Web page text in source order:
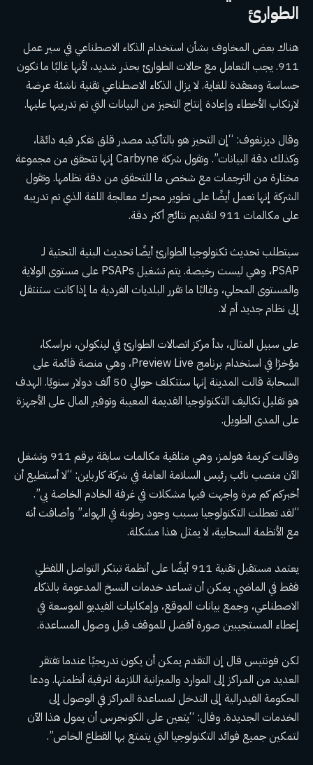
الطوارئ
هناك بعض المخاوف بشأن استخدام الذكاء الاصطناعي في سير عمل
911. يجب التعامل مع حالات الطوارئ بحذر شديد، لأنها غالبًا ما تكون
حساسة ومعقدة للغاية. لا يزال الذكاء الاصطناعي تقنية ناشئة عرضة
لارتكاب الأخطاء وإعادة إنتاج التحيز من البيانات التي تم تدريبها عليها.
وقال ديزنغوف: “إن التحيز هو بالتأكيد مصدر قلق نفكر فيه دائمًا،
وكذلك دقة البيانات”. وتقول شركة Carbyne إنها تتحقق من مجموعة
مختارة من الترجمات مع شخص ما للتحقق من دقة نظامها. وتقول
الشركة إنها تعمل أيضًا على تطوير محرك معالجة اللغة الذي تم تدريبه
على مكالمات 911 لتقديم نتائج أكثر دقة.
سيتطلب تحديث تكنولوجيا الطوارئ أيضًا تحديث البنية التحتية لـ
PSAP، وهي ليست رخيصة. يتم تشغيل PSAPs على مستوى الولاية
والمستوى المحلي، وغالبًا ما تقرر البلديات الفردية ما إذا كانت ستنتقل
إلى نظام جديد أم لا.
على سبيل المثال، بدأ مركز اتصالات الطوارئ في لينكولن، نبراسكا،
مؤخرًا في استخدام برنامج Preview Live، وهي منصة قائمة على
السحابة قالت المدينة إنها ستتكلف حوالي 50 ألف دولار سنويًا. الهدف
هو تقليل تكاليف التكنولوجيا القديمة المعيبة وتوفير المال على الأجهزة
على المدى الطويل.
وقالت كريمة هولمز، وهي متلقية مكالمات سابقة برقم 911 وتشغل
الآن منصب نائب رئيس السلامة العامة في شركة كارباين: “لا أستطيع أن
أخبركم كم مرة واجهت فيها مشكلات في غرفة الخادم الخاصة بي”.
“لقد تعطلت التكنولوجيا بسبب وجود رطوبة في الهواء.” وأضافت أنه
مع الأنظمة السحابية، لا يمثل هذا مشكلة.
يعتمد مستقبل تقنية 911 أيضًا على أنظمة تبتكر التواصل اللفظي
فقط في الماضي. يمكن أن تساعد خدمات النسخ المدعومة بالذكاء
الاصطناعي، وجمع بيانات الموقع، وإمكانيات الفيديو الموسعة في
إعطاء المستجيبين صورة أفضل للموقف قبل وصول المساعدة.
لكن فونتيس قال إن التقدم يمكن أن يكون تدريجيًا عندما تفتقر
العديد من المراكز إلى الموارد والميزانية اللازمة لترقية أنظمتها. ودعا
الحكومة الفيدرالية إلى التدخل لمساعدة المراكز في الوصول إلى
الخدمات الجديدة. وقال: “يتعين على الكونجرس أن يمول هذا الآن
لتمكين جميع فوائد التكنولوجيا التي يتمتع بها القطاع الخاص”.